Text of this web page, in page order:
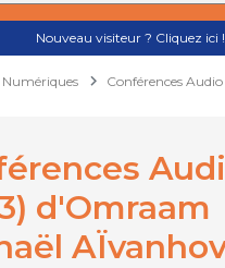
Nouveau visiteur ? Cliquez ici !
Conférences
d'Omraam